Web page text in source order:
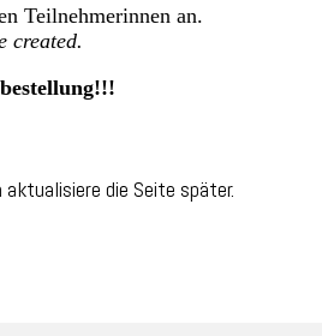
Teilnehmerinnen an.
created.
die Seite später.